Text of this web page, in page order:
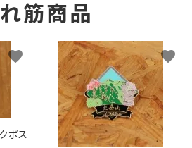
筋商品
ポス
favorite favorite